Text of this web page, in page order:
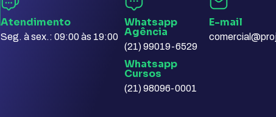
Atendimento
Seg. à sex.: 09:00 às 19:00
Whatsapp
Agência​
(21) 99019-6529
Whatsapp
Cursos​
(21) 98096-0001
E-mail​